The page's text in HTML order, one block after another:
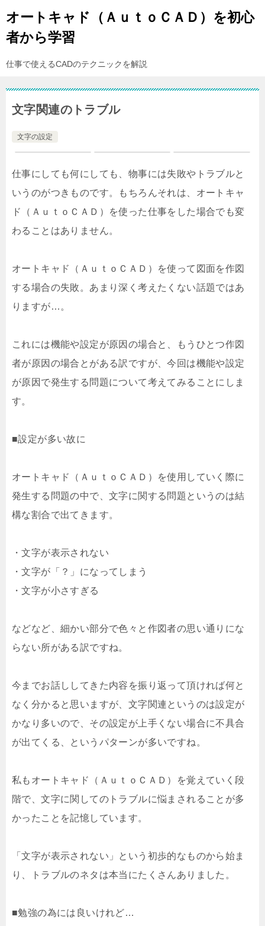
オートキャド（ＡｕｔｏＣＡＤ）を初心
者から学習
仕事で使えるCADのテクニックを解説
文字関連のトラブル
文字の設定
仕事にしても何にしても、物事には失敗やトラブルと
いうのがつきものです。もちろんそれは、オートキャ
ド（ＡｕｔｏＣＡＤ）を使った仕事をした場合でも変
わることはありません。
オートキャド（ＡｕｔｏＣＡＤ）を使って図面を作図
する場合の失敗。あまり深く考えたくない話題ではあ
りますが…。
これには機能や設定が原因の場合と、もうひとつ作図
者が原因の場合とがある訳ですが、今回は機能や設定
が原因で発生する問題について考えてみることにしま
す。
■設定が多い故に
オートキャド（ＡｕｔｏＣＡＤ）を使用していく際に
発生する問題の中で、文字に関する問題というのは結
構な割合で出てきます。
・文字が表示されない
・文字が「？」になってしまう
・文字が小さすぎる
などなど、細かい部分で色々と作図者の思い通りにな
らない所がある訳ですね。
今までお話ししてきた内容を振り返って頂ければ何と
なく分かると思いますが、文字関連というのは設定が
かなり多いので、その設定が上手くない場合に不具合
が出てくる、というパターンが多いですね。
私もオートキャド（ＡｕｔｏＣＡＤ）を覚えていく段
階で、文字に関してのトラブルに悩まされることが多
かったことを記憶しています。
「文字が表示されない」という初歩的なものから始ま
り、トラブルのネタは本当にたくさんありました。
■勉強の為には良いけれど…